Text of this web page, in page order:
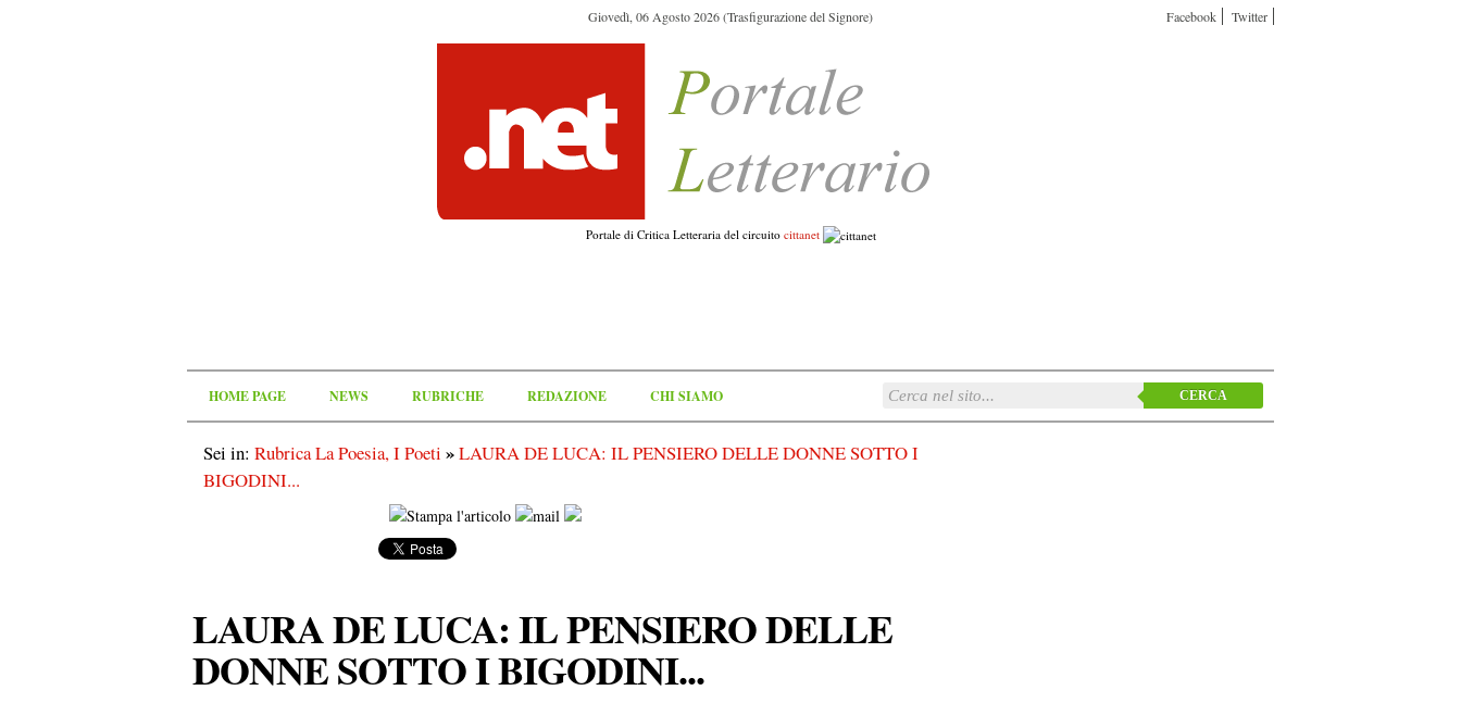
Giovedì, 06 Agosto 2026 (Trasfigurazione del Signore) Facebook Twitter
Portale di Critica Letteraria del circuito cittanet
HOME PAGE NEWS RUBRICHE REDAZIONE CHI SIAMO CERCA
Sei in: Rubrica La Poesia, I Poeti »LAURA DE LUCA: IL PENSIERO DELLE DONNE SOTTO I
BIGODINI...
LAURA DE LUCA: IL PENSIERO DELLE
DONNE SOTTO I BIGODINI...